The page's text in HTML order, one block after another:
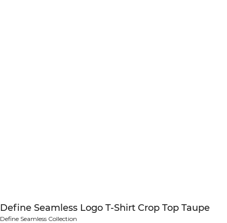
Define Seamless Logo T-Shirt Crop Top Taupe
Define Seamless Collection